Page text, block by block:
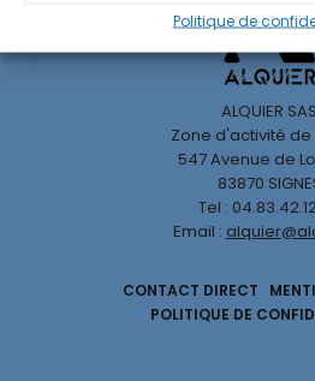
Politique de
ALQUIER SAS
Zone d'activité de
547 Avenue de
83870
Tel :
Email :
CONTACT DIRECT
POLITIQUE DE